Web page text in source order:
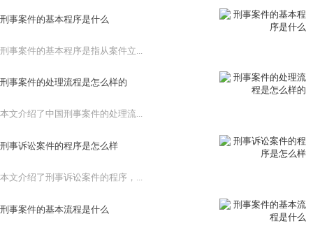
刑事案件的基本程序是什么
刑事案件的基本程序是指从案件立...
刑事案件的处理流程是怎么样的
本文介绍了中国刑事案件的处理流...
刑事诉讼案件的程序是怎么样
本文介绍了刑事诉讼案件的程序，...
刑事案件的基本流程是什么